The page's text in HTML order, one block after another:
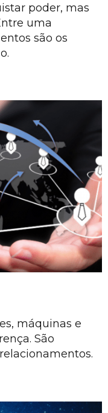
poder, mas
uma
são os
máquinas e
São